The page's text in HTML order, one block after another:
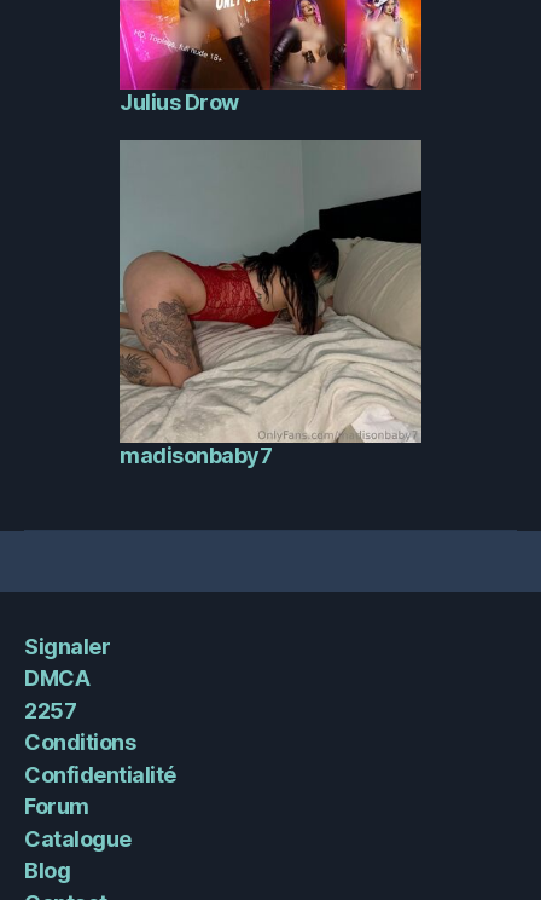
Julius Drow
madisonbaby7
Signaler
DMCA
2257
Conditions
Confidentialité
Forum
Catalogue
Blog